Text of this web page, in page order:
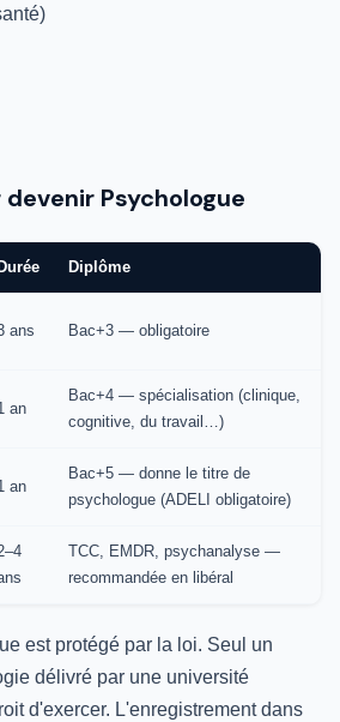
Psychologue
Durée Diplôme
ans Bac+3 — obligatoire
an
Bac+4 — spécialisation (clinique,
cognitive, du travail…)
an
Bac+5 — donne le titre de
psychologue (ADELI obligatoire)
TCC, EMDR, psychanalyse —
recommandée en libéral
est protégé par la loi. Seul un
délivré par une université
d'exercer. L'enregistrement dans